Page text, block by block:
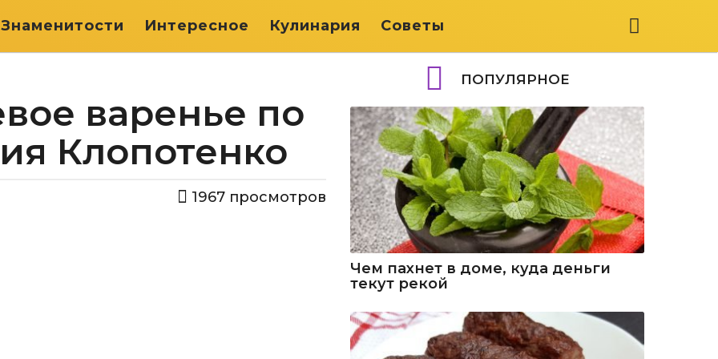
Знаменитости Интересное Кулинария Советы
варенье по
Клопотенко
1967 просмотров
ПОПУЛЯРНОЕ
Чем пахнет в доме, куда деньги
текут рекой